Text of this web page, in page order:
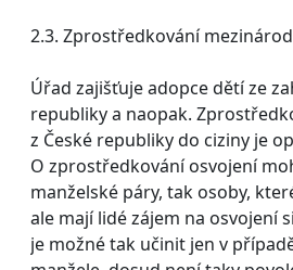
2.3. Zprostředkování
Úřad zajišťuje adopce dětí ze
republiky a naopak.
z České republiky do ciziny je
O zprostředkování osvojení
manželské páry, tak osoby,
ale mají lidé zájem na osvojení
je možné tak učinit jen v